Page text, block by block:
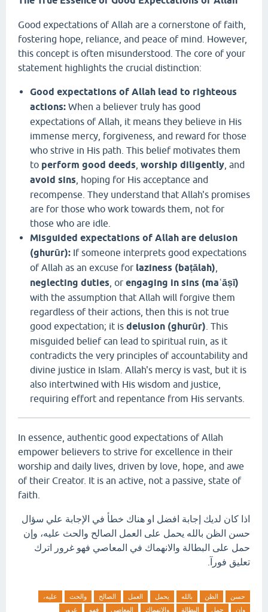
Good expectations of Allah are a cornerstone of faith,
fostering hope, reliance, and peace of mind. However,
this concept is often misunderstood. The core of your
statement highlights the crucial distinction:
Good expectations of Allah lead to righteous
actions: When a believer truly has good
expectations of Allah, it means they believe in His
immense mercy, forgiveness, and reward for those
who strive in His path. This belief motivates them
to perform good deeds worship diligently , and
avoid sins , hoping for His acceptance and
recompense. They understand that Allah's promises
are for those who work towards them, not for
those who are idle.
Misguided expectations of Allah are delusion
(ghurūr): If someone interprets good expectations
of Allah as an excuse for laziness (baṭālah)
neglecting duties , or engaging in sins (maʿāṣī)
with the assumption that Allah will forgive them
regardless of their actions, then this is not true
good expectation; it is delusion (ghurūr) . This
misguided belief can lead to spiritual ruin, as it
contradicts the very principles of accountability and
divine justice in Islam. Allah's mercy is vast, but it is
also intertwined with His wisdom and justice,
requiring effort and repentance from His servants.
In essence, authentic good expectations of Allah
empower believers to strive for excellence in their
worship and daily lives, driven by love, hope, and awe
of their Creator. It is an active, not a passive, state of
faith.
اذا كان لديك إجابة افضل او هناك خطأ في الإجابة علي سؤال
حسن الظن بالله يحمل على العمل الصالح والحث عليه، وإن
حمل على البطالة والانهماك في المعاصي فهو غرور اترك
تعليق فورآ.
حسن الظن بالله يحمل العمل الصالح والحث
عليه،
وإن
حمل البطالة والانهماك المعاصي فهو غرور